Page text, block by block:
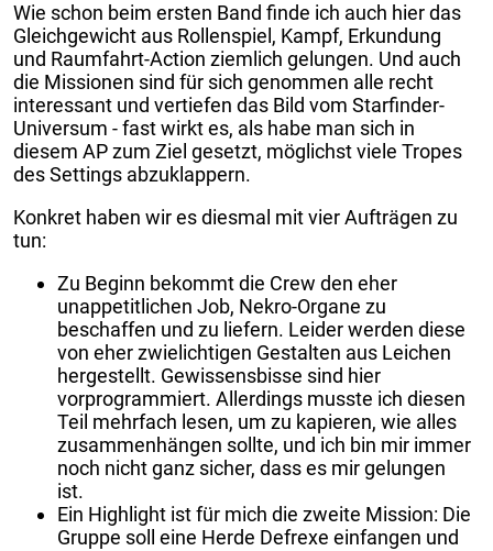
Wie schon beim ersten Band finde ich auch hier das
Gleichgewicht aus Rollenspiel, Kampf, Erkundung
und Raumfahrt-Action ziemlich gelungen. Und auch
die Missionen sind für sich genommen alle recht
interessant und vertiefen das Bild vom Starfinder-
Universum - fast wirkt es, als habe man sich in
diesem AP zum Ziel gesetzt, möglichst viele Tropes
des Settings abzuklappern.
Konkret haben wir es diesmal mit vier Aufträgen zu
tun:
Zu Beginn bekommt die Crew den eher
unappetitlichen Job, Nekro-Organe zu
beschaffen und zu liefern. Leider werden diese
von eher zwielichtigen Gestalten aus Leichen
hergestellt. Gewissensbisse sind hier
vorprogrammiert. Allerdings musste ich diesen
Teil mehrfach lesen, um zu kapieren, wie alles
zusammenhängen sollte, und ich bin mir immer
noch nicht ganz sicher, dass es mir gelungen
ist.
Ein Highlight ist für mich die zweite Mission: Die
Gruppe soll eine Herde Defrexe einfangen und